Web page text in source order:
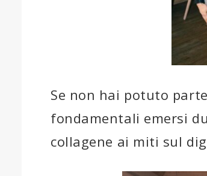
Se non hai potuto
fondamentali emersi
collagene ai miti sul